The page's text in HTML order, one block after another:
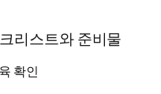
리스트와 준비물
확인